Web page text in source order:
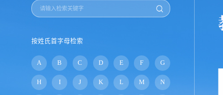
按姓氏首字母检索
A B C D E F G
H I J K L M N